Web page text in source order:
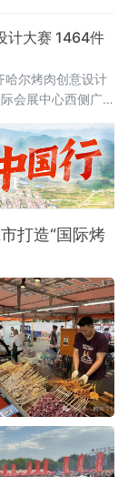
文物遗址多元文
受限、业态分散
节、全域化文旅
旅产业从单点景
激活区域文
计大赛 1464件
哈尔烤肉创意设计
会展中心西侧广
聚创意”为主题，
，旨在通过创意设
牌提质升级。地
、设计从业者、
典礼，共同见证
打造“国际烤